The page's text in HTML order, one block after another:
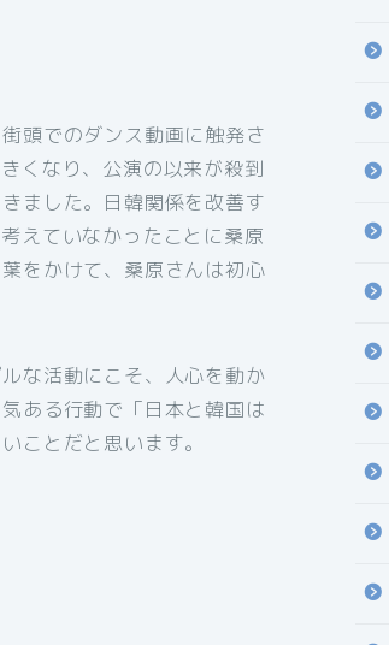
頭でのダンス動画に触発さ
くなり、公演の以来が殺到
ました。日韓関係を改善す
えていなかったことに桑原
をかけて、桑原さんは初心
な活動にこそ、人心を動か
ある行動で「日本と韓国は
ことだと思います。